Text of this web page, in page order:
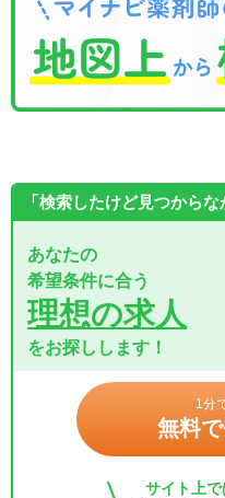
「検索したけど見つからな
あなたの
希望条件に合う
理想の求人
をお探しします！
1分
無料で
サイト上